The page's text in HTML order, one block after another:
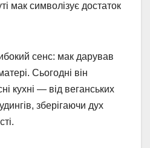
мак символізує достаток
сенс: мак дарував
Сьогодні він
кухні — від веганських
зберігаючи дух